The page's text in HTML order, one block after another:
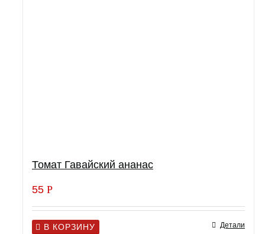
Томат Гавайский ананас
55 Р
В КОРЗИНУ Детали